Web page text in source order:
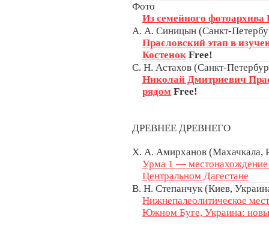
Фото
Из семейного
А. А. Синицын (Санкт-
Прасловский этап в
Костенок Free!
С. Н. Астахов (Санкт-
Николай Дмитриевич
рядом Free!
ДРЕВНЕЕ ДРЕВНЕГО
Х. А. Амирханов (Махачкала,
Урма 1 — местонахождение
Центральном Дагестане
В. Н. Степанчук (Киев,
Нижнепалеолитическое
Южном Буге, Украина: